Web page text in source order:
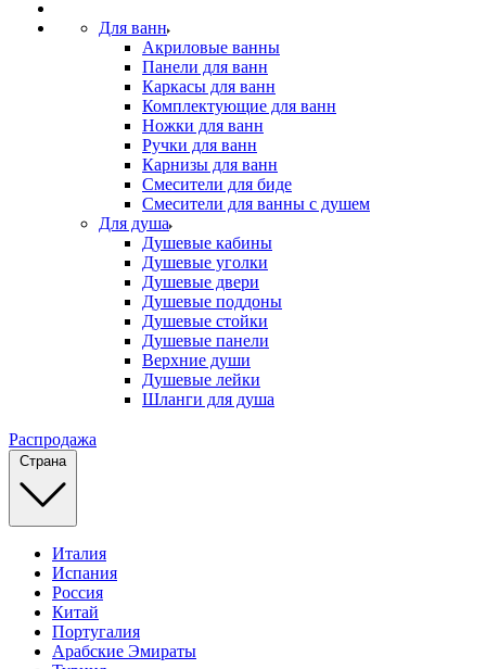
Для ванн
Акриловые ванны
Панели для ванн
Каркасы для ванн
Комплектующие для ванн
Ножки для ванн
Ручки для ванн
Карнизы для ванн
Смесители для биде
Смесители для ванны с душем
Для душа
Душевые кабины
Душевые уголки
Душевые двери
Душевые поддоны
Душевые стойки
Душевые панели
Верхние души
Душевые лейки
Шланги для душа
Распродажа
Страна
Италия
Испания
Россия
Китай
Португалия
Арабские Эмираты